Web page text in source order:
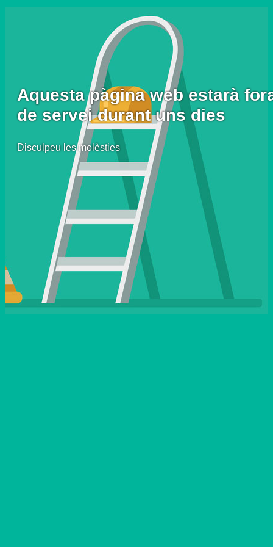
Aquesta pàgina web estarà
de servei durant uns dies
Disculpeu les molèsties